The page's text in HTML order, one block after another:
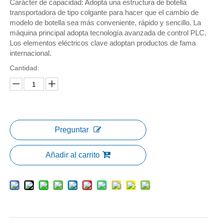
Carácter de capacidad: Adopta una estructura de botella
transportadora de tipo colgante para hacer que el cambio de
modelo de botella sea más conveniente, rápido y sencillo. La
máquina principal adopta tecnología avanzada de control PLC.
Los elementos eléctricos clave adoptan productos de fama
internacional.
Cantidad:
Preguntar
Añadir al carrito